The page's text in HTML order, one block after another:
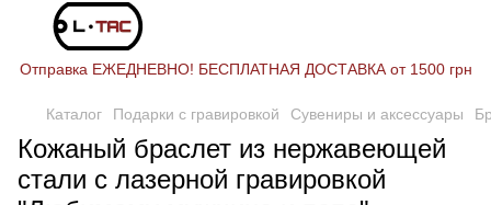
Отправка ЕЖЕДНЕВНО! БЕСПЛАТНАЯ ДОСТАВКА от 1500 грн
Каталог Подарки с гравировкой Сувениры и аксессуары
Кожаный браслет из нержавеющей
стали с лазерной гравировкой